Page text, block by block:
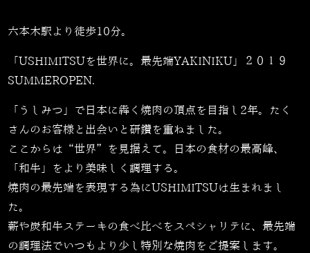
六本木駅より徒歩10分。
「USHIMITSUを世界に。最先端YAKINIKU」２０１９
SUMMEROPEN.
「うしみつ」で日本に犇く焼肉の頂点を目指し2年。たく
さんのお客様と出会いと研鑽を重ねました。
ここからは“世界”を見据えて。日本の食材の最高峰、
「和牛」をより美味しく調理する。
焼肉の最先端を表現する為にUSHIMITSUは生まれまし
た。
薪や炭和牛ステーキの食べ比べをスペシャリテに、最先端
の調理法でいつもより少し特別な焼肉をご提案します。